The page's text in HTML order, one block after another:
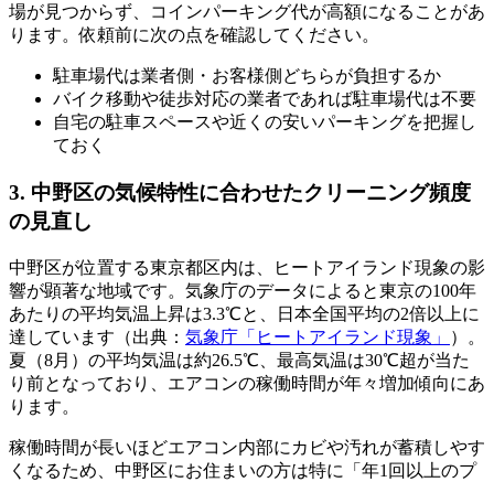
場が見つからず、コインパーキング代が高額になることがあ
ります。依頼前に次の点を確認してください。
駐車場代は業者側・お客様側どちらが負担するか
バイク移動や徒歩対応の業者であれば駐車場代は不要
自宅の駐車スペースや近くの安いパーキングを把握し
ておく
3. 中野区の気候特性に合わせたクリーニング頻度
の見直し
中野区が位置する東京都区内は、ヒートアイランド現象の影
響が顕著な地域です。気象庁のデータによると東京の100年
あたりの平均気温上昇は3.3℃と、日本全国平均の2倍以上に
達しています（出典： 気象庁「ヒートアイランド現象」
）。
夏（8月）の平均気温は約26.5℃、最高気温は30℃超が当た
り前となっており、エアコンの稼働時間が年々増加傾向にあ
ります。
稼働時間が長いほどエアコン内部にカビや汚れが蓄積しやす
くなるため、中野区にお住まいの方は特に「年1回以上のプ